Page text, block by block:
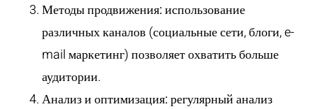
Методы продвижения:использование
различных каналов (социальные сети, блоги, e-
mail маркетинг) позволяет охватить больше
аудитории.
Анализ и оптимизация:регулярный анализ